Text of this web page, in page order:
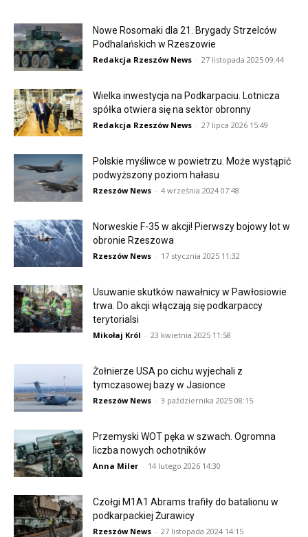
Nowe Rosomaki dla 21. Brygady Strzelców
Podhalańskich w Rzeszowie
Redakcja Rzeszów News - 27 listopada 2025 09:44
Wielka inwestycja na Podkarpaciu. Lotnicza
spółka otwiera się na sektor obronny
Redakcja Rzeszów News - 27 lipca 2026 15:49
Polskie myśliwce w powietrzu. Może wystąpić
podwyższony poziom hałasu
Rzeszów News - 4 września 2024 07:48
Norweskie F-35 w akcji! Pierwszy bojowy lot w
obronie Rzeszowa
Rzeszów News - 17 stycznia 2025 11:32
Usuwanie skutków nawałnicy w Pawłosiowie
trwa. Do akcji włączają się podkarpaccy
terytorialsi
Mikołaj Król - 23 kwietnia 2025 11:58
Żołnierze USA po cichu wyjechali z
tymczasowej bazy w Jasionce
Rzeszów News - 3 października 2025 08:15
Przemyski WOT pęka w szwach. Ogromna
liczba nowych ochotników
Anna Miler - 14 lutego 2026 14:30
Czołgi M1A1 Abrams trafiły do batalionu w
podkarpackiej Żurawicy
Rzeszów News - 27 listopada 2024 14:15